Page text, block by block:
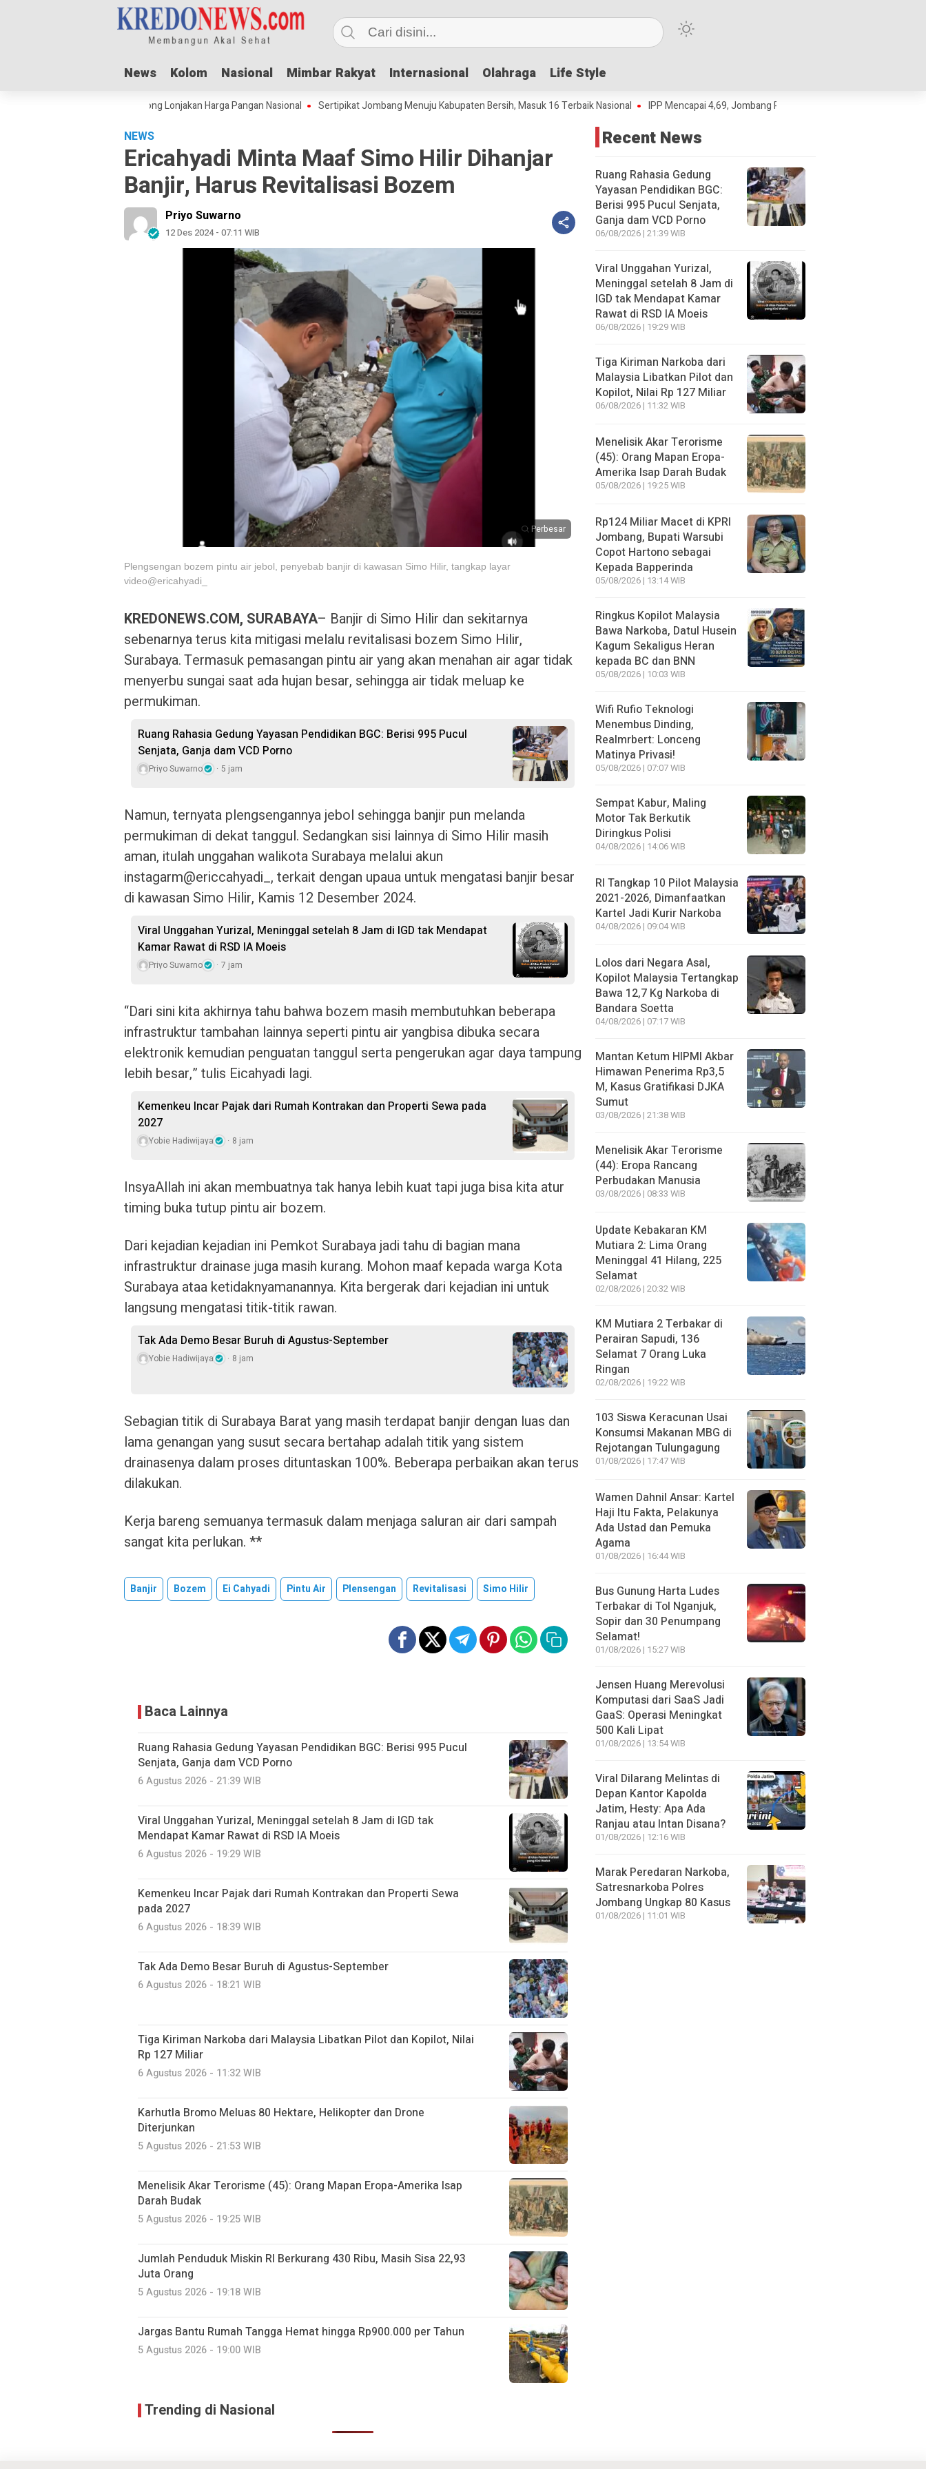
News Kolom Nasional Mimbar Rakyat Internasional Olahraga Life Style
News Kolom Nasional Mimbar Rakyat Internasional Olahraga Life Style
Idul Adha Dorong Lonjakan Harga Pangan Nasional Sertipikat Jombang Menuju Kabupaten Bersih, Masuk 16 Terbaik Nasional IPP Mencapai 4,69, Jombang Raih Predikat Terbaik Jawa Timur dan
NEWS
Ericahyadi Minta Maaf Simo Hilir Dihanjar
Banjir, Harus Revitalisasi Bozem
Priyo Suwarno
12 Des 2024 - 07:11 WIB
Perbesar
Plengsengan bozem pintu air jebol, penyebab banjir di kawasan Simo Hilir, tangkap layar
video@ericahyadi_
KREDONEWS.COM, SURABAYA– Banjir di Simo Hilir dan sekitarnya
sebenarnya terus kita mitigasi melalu revitalisasi bozem Simo Hilir,
Surabaya. Termasuk pemasangan pintu air yang akan menahan air agar tidak
menyerbu sungai saat ada hujan besar, sehingga air tidak meluap ke
permukiman.
Ruang Rahasia Gedung Yayasan Pendidikan BGC: Berisi 995 Pucul
Senjata, Ganja dam VCD Porno
Priyo Suwarno 5 jam
Namun, ternyata plengsengannya jebol sehingga banjir pun melanda
permukiman di dekat tanggul. Sedangkan sisi lainnya di Simo Hilir masih
aman, itulah unggahan walikota Surabaya melalui akun
instagarm@ericcahyadi_, terkait dengan upaua untuk mengatasi banjir besar
di kawasan Simo Hilir, Kamis 12 Desember 2024.
Viral Unggahan Yurizal, Meninggal setelah 8 Jam di IGD tak Mendapat
Kamar Rawat di RSD IA Moeis
Priyo Suwarno 7 jam
“Dari sini kita akhirnya tahu bahwa bozem masih membutuhkan beberapa
infrastruktur tambahan lainnya seperti pintu air yangbisa dibuka secara
elektronik kemudian penguatan tanggul serta pengerukan agar daya tampung
lebih besar,” tulis Eicahyadi lagi.
Kemenkeu Incar Pajak dari Rumah Kontrakan dan Properti Sewa pada
2027
Yobie Hadiwijaya 8 jam
InsyaAllah ini akan membuatnya tak hanya lebih kuat tapi juga bisa kita atur
timing buka tutup pintu air bozem.
Dari kejadian kejadian ini Pemkot Surabaya jadi tahu di bagian mana
infrastruktur drainase juga masih kurang. Mohon maaf kepada warga Kota
Surabaya ataa ketidaknyamanannya. Kita bergerak dari kejadian ini untuk
langsung mengatasi titik-titik rawan.
Tak Ada Demo Besar Buruh di Agustus-September
Yobie Hadiwijaya 8 jam
Sebagian titik di Surabaya Barat yang masih terdapat banjir dengan luas dan
lama genangan yang susut secara bertahap adalah titik yang sistem
drainasenya dalam proses dituntaskan 100%. Beberapa perbaikan akan terus
dilakukan.
Kerja bareng semuanya termasuk dalam menjaga saluran air dari sampah
sangat kita perlukan. **
Banjir Bozem Ei Cahyadi Pintu Air Plensengan Revitalisasi Simo Hilir
Baca Lainnya
Ruang Rahasia Gedung Yayasan Pendidikan BGC: Berisi 995 Pucul
Senjata, Ganja dam VCD Porno
6 Agustus 2026 - 21:39 WIB
Viral Unggahan Yurizal, Meninggal setelah 8 Jam di IGD tak
Mendapat Kamar Rawat di RSD IA Moeis
6 Agustus 2026 - 19:29 WIB
Kemenkeu Incar Pajak dari Rumah Kontrakan dan Properti Sewa
pada 2027
6 Agustus 2026 - 18:39 WIB
Tak Ada Demo Besar Buruh di Agustus-September
6 Agustus 2026 - 18:21 WIB
Tiga Kiriman Narkoba dari Malaysia Libatkan Pilot dan Kopilot, Nilai
Rp 127 Miliar
6 Agustus 2026 - 11:32 WIB
Karhutla Bromo Meluas 80 Hektare, Helikopter dan Drone
Diterjunkan
5 Agustus 2026 - 21:53 WIB
Menelisik Akar Terorisme (45): Orang Mapan Eropa-Amerika Isap
Darah Budak
5 Agustus 2026 - 19:25 WIB
Jumlah Penduduk Miskin RI Berkurang 430 Ribu, Masih Sisa 22,93
Juta Orang
5 Agustus 2026 - 19:18 WIB
Jargas Bantu Rumah Tangga Hemat hingga Rp900.000 per Tahun
5 Agustus 2026 - 19:00 WIB
Trending di Nasional
Recent News
Ruang Rahasia Gedung
Yayasan Pendidikan BGC:
Berisi 995 Pucul Senjata,
Ganja dam VCD Porno
06/08/2026 | 21:39 WIB
Viral Unggahan Yurizal,
Meninggal setelah 8 Jam di
IGD tak Mendapat Kamar
Rawat di RSD IA Moeis
06/08/2026 | 19:29 WIB
Tiga Kiriman Narkoba dari
Malaysia Libatkan Pilot dan
Kopilot, Nilai Rp 127 Miliar
06/08/2026 | 11:32 WIB
Menelisik Akar Terorisme
(45): Orang Mapan Eropa-
Amerika Isap Darah Budak
05/08/2026 | 19:25 WIB
Rp124 Miliar Macet di KPRI
Jombang, Bupati Warsubi
Copot Hartono sebagai
Kepada Bapperinda
05/08/2026 | 13:14 WIB
Ringkus Kopilot Malaysia
Bawa Narkoba, Datul Husein
Kagum Sekaligus Heran
kepada BC dan BNN
05/08/2026 | 10:03 WIB
Wifi Rufio Teknologi
Menembus Dinding,
Realmrbert: Lonceng
Matinya Privasi!
05/08/2026 | 07:07 WIB
Sempat Kabur, Maling
Motor Tak Berkutik
Diringkus Polisi
04/08/2026 | 14:06 WIB
RI Tangkap 10 Pilot Malaysia
2021-2026, Dimanfaatkan
Kartel Jadi Kurir Narkoba
04/08/2026 | 09:04 WIB
Lolos dari Negara Asal,
Kopilot Malaysia Tertangkap
Bawa 12,7 Kg Narkoba di
Bandara Soetta
04/08/2026 | 07:17 WIB
Mantan Ketum HIPMI Akbar
Himawan Penerima Rp3,5
M, Kasus Gratifikasi DJKA
Sumut
03/08/2026 | 21:38 WIB
Menelisik Akar Terorisme
(44): Eropa Rancang
Perbudakan Manusia
03/08/2026 | 08:33 WIB
Update Kebakaran KM
Mutiara 2: Lima Orang
Meninggal 41 Hilang, 225
Selamat
02/08/2026 | 20:32 WIB
KM Mutiara 2 Terbakar di
Perairan Sapudi, 136
Selamat 7 Orang Luka
Ringan
02/08/2026 | 19:22 WIB
103 Siswa Keracunan Usai
Konsumsi Makanan MBG di
Rejotangan Tulungagung
01/08/2026 | 17:47 WIB
Wamen Dahnil Ansar: Kartel
Haji Itu Fakta, Pelakunya
Ada Ustad dan Pemuka
Agama
01/08/2026 | 16:44 WIB
Bus Gunung Harta Ludes
Terbakar di Tol Nganjuk,
Sopir dan 30 Penumpang
Selamat!
01/08/2026 | 15:27 WIB
Jensen Huang Merevolusi
Komputasi dari SaaS Jadi
GaaS: Operasi Meningkat
500 Kali Lipat
01/08/2026 | 13:54 WIB
Viral Dilarang Melintas di
Depan Kantor Kapolda
Jatim, Hesty: Apa Ada
Ranjau atau Intan Disana?
01/08/2026 | 12:16 WIB
Marak Peredaran Narkoba,
Satresnarkoba Polres
Jombang Ungkap 80 Kasus
01/08/2026 | 11:01 WIB